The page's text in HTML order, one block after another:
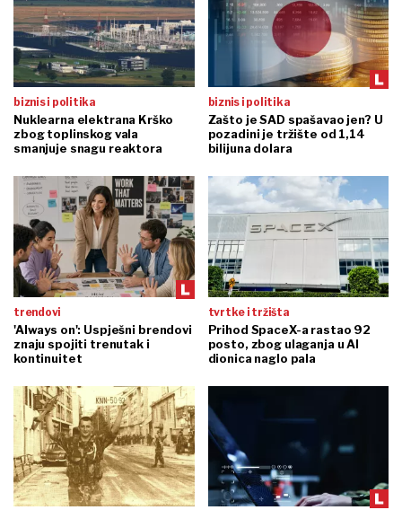
biznis i politika
Nuklearna elektrana Krško
zbog toplinskog vala
smanjuje snagu reaktora
biznis i politika
Zašto je SAD spašavao jen? U
pozadini je tržište od 1,14
bilijuna dolara
trendovi
'Always on': Uspješni brendovi
znaju spojiti trenutak i
kontinuitet
tvrtke i tržišta
Prihod SpaceX-a rastao 92
posto, zbog ulaganja u AI
dionica naglo pala